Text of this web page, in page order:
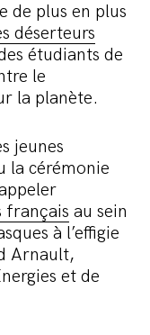
de plus en plus
déserteurs
étudiants de
le
la planète.
jeunes
la cérémonie
français au sein
à l’effigie
Arnault,
et de